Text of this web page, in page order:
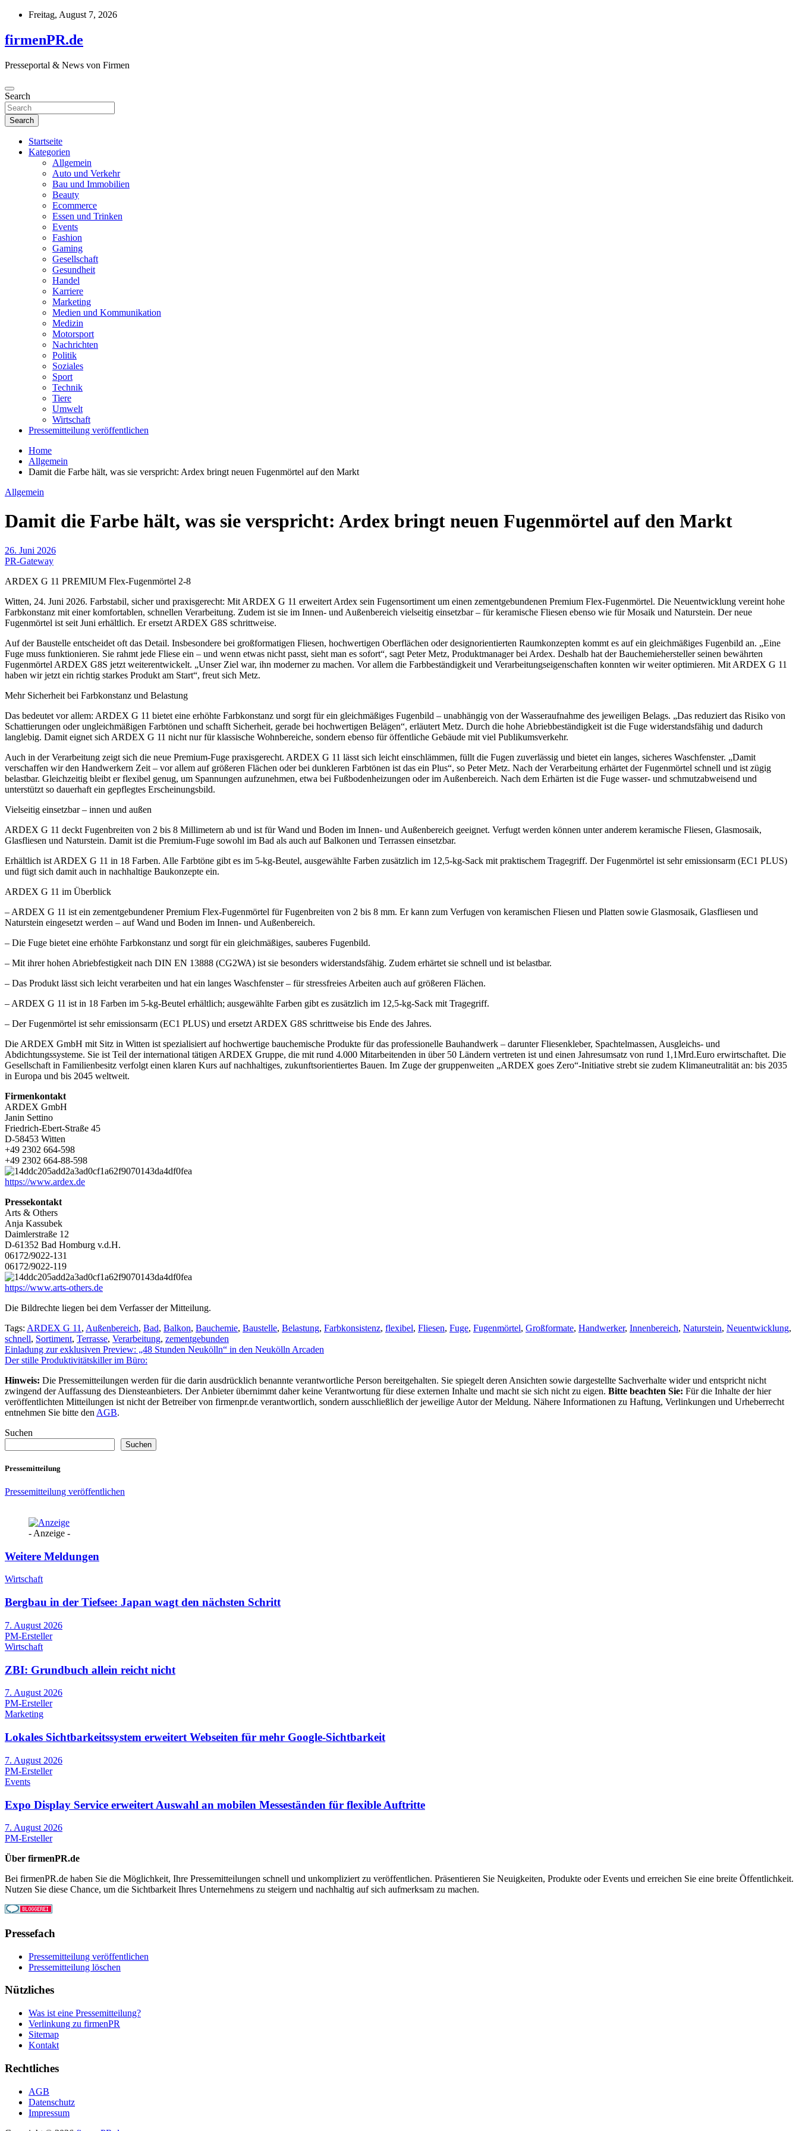
Skip
content
Freitag, August 7, 2026
firmenPR.de
Presseportal & News von Firmen
Search
Search
Startseite
Kategorien
Allgemein
Auto und Verkehr
Bau und Immobilien
Beauty
Ecommerce
Essen und Trinken
Events
Fashion
Gaming
Gesellschaft
Gesundheit
Handel
Karriere
Marketing
Medien und Kommunikation
Medizin
Motorsport
Nachrichten
Politik
Soziales
Sport
Technik
Tiere
Umwelt
Wirtschaft
Pressemitteilung veröffentlichen
Home
Allgemein
Damit die Farbe hält, was sie verspricht: Ardex bringt neuen Fugenmörtel auf den Markt
Allgemein
Damit die Farbe hält, was sie verspricht: Ardex bringt neuen Fugenmörtel auf den Markt
26. Juni 2026
PR-Gateway
ARDEX G 11 PREMIUM Flex-Fugenmörtel 2-8
Witten, 24. Juni 2026. Farbstabil, sicher und praxisgerecht: Mit ARDEX G 11 erweitert Ardex sein Fugensortiment um einen zementgebundenen Premium Flex-Fugenmörtel. Die Neuentwicklung vereint hohe
Farbkonstanz mit einer komfortablen, schnellen Verarbeitung. Zudem ist sie im Innen- und Außenbereich vielseitig einsetzbar – für keramische Fliesen ebenso wie für Mosaik und Naturstein. Der neue
Fugenmörtel ist seit Juni erhältlich. Er ersetzt ARDEX G8S schrittweise.
Auf der Baustelle entscheidet oft das Detail. Insbesondere bei großformatigen Fliesen, hochwertigen Oberflächen oder designorientierten Raumkonzepten kommt es auf ein gleichmäßiges Fugenbild an. „Eine
Fuge muss funktionieren. Sie rahmt jede Fliese ein – und wenn etwas nicht passt, sieht man es sofort“, sagt Peter Metz, Produktmanager bei Ardex. Deshalb hat der Bauchemiehersteller seinen bewährten
Fugenmörtel ARDEX G8S jetzt weiterentwickelt. „Unser Ziel war, ihn moderner zu machen. Vor allem die Farbbeständigkeit und Verarbeitungseigenschaften konnten wir weiter optimieren. Mit ARDEX G 11
haben wir jetzt ein richtig starkes Produkt am Start“, freut sich Metz.
Mehr Sicherheit bei Farbkonstanz und Belastung
Das bedeutet vor allem: ARDEX G 11 bietet eine erhöhte Farbkonstanz und sorgt für ein gleichmäßiges Fugenbild – unabhängig von der Wasseraufnahme des jeweiligen Belags. „Das reduziert das Risiko von
Schattierungen oder ungleichmäßigen Farbtönen und schafft Sicherheit, gerade bei hochwertigen Belägen“, erläutert Metz. Durch die hohe Abriebbeständigkeit ist die Fuge widerstandsfähig und dadurch
langlebig. Damit eignet sich ARDEX G 11 nicht nur für klassische Wohnbereiche, sondern ebenso für öffentliche Gebäude mit viel Publikumsverkehr.
Auch in der Verarbeitung zeigt sich die neue Premium-Fuge praxisgerecht. ARDEX G 11 lässt sich leicht einschlämmen, füllt die Fugen zuverlässig und bietet ein langes, sicheres Waschfenster. „Damit
verschaffen wir den Handwerkern Zeit – vor allem auf größeren Flächen oder bei dunkleren Farbtönen ist das ein Plus“, so Peter Metz. Nach der Verarbeitung erhärtet der Fugenmörtel schnell und ist zügig
belastbar. Gleichzeitig bleibt er flexibel genug, um Spannungen aufzunehmen, etwa bei Fußbodenheizungen oder im Außenbereich. Nach dem Erhärten ist die Fuge wasser- und schmutzabweisend und
unterstützt so dauerhaft ein gepflegtes Erscheinungsbild.
Vielseitig einsetzbar – innen und außen
ARDEX G 11 deckt Fugenbreiten von 2 bis 8 Millimetern ab und ist für Wand und Boden im Innen- und Außenbereich geeignet. Verfugt werden können unter anderem keramische Fliesen, Glasmosaik,
Glasfliesen und Naturstein. Damit ist die Premium-Fuge sowohl im Bad als auch auf Balkonen und Terrassen einsetzbar.
Erhältlich ist ARDEX G 11 in 18 Farben. Alle Farbtöne gibt es im 5-kg-Beutel, ausgewählte Farben zusätzlich im 12,5-kg-Sack mit praktischem Tragegriff. Der Fugenmörtel ist sehr emissionsarm (EC1 PLUS)
und fügt sich damit auch in nachhaltige Baukonzepte ein.
ARDEX G 11 im Überblick
– ARDEX G 11 ist ein zementgebundener Premium Flex-Fugenmörtel für Fugenbreiten von 2 bis 8 mm. Er kann zum Verfugen von keramischen Fliesen und Platten sowie Glasmosaik, Glasfliesen und
Naturstein eingesetzt werden – auf Wand und Boden im Innen- und Außenbereich.
– Die Fuge bietet eine erhöhte Farbkonstanz und sorgt für ein gleichmäßiges, sauberes Fugenbild.
– Mit ihrer hohen Abriebfestigkeit nach DIN EN 13888 (CG2WA) ist sie besonders widerstandsfähig. Zudem erhärtet sie schnell und ist belastbar.
– Das Produkt lässt sich leicht verarbeiten und hat ein langes Waschfenster – für stressfreies Arbeiten auch auf größeren Flächen.
– ARDEX G 11 ist in 18 Farben im 5-kg-Beutel erhältlich; ausgewählte Farben gibt es zusätzlich im 12,5-kg-Sack mit Tragegriff.
– Der Fugenmörtel ist sehr emissionsarm (EC1 PLUS) und ersetzt ARDEX G8S schrittweise bis Ende des Jahres.
Die ARDEX GmbH mit Sitz in Witten ist spezialisiert auf hochwertige bauchemische Produkte für das professionelle Bauhandwerk – darunter Fliesenkleber, Spachtelmassen, Ausgleichs- und
Abdichtungssysteme. Sie ist Teil der international tätigen ARDEX Gruppe, die mit rund 4.000 Mitarbeitenden in über 50 Ländern vertreten ist und einen Jahresumsatz von rund 1,1Mrd.Euro erwirtschaftet. Die
Gesellschaft in Familienbesitz verfolgt einen klaren Kurs auf nachhaltiges, zukunftsorientiertes Bauen. Im Zuge der gruppenweiten „ARDEX goes Zero“-Initiative strebt sie zudem Klimaneutralität an: bis 2035
in Europa und bis 2045 weltweit.
Firmenkontakt
ARDEX GmbH
Janin Settino
Friedrich-Ebert-Straße 45
D-58453 Witten
+49 2302 664-598
+49 2302 664-88-598
https://www.ardex.de
Pressekontakt
Arts & Others
Anja Kassubek
Daimlerstraße 12
D-61352 Bad Homburg v.d.H.
06172/9022-131
06172/9022-119
https://www.arts-others.de
Die Bildrechte liegen bei dem Verfasser der Mitteilung.
Tags: ARDEX G 11 , Außenbereich, Bad, Balkon, Bauchemie, Baustelle, Belastung, Farbkonsistenz, flexibel, Fliesen, Fuge, Fugenmörtel, Großformate, Handwerker, Innenbereich, Naturstein, Neuentwicklung,
schnell, Sortiment, Terrasse, Verarbeitung, zementgebunden
Beitragsnavigation
Einladung zur exklusiven Preview: „48 Stunden Neukölln“ in den Neukölln Arcaden
Der stille Produktivitätskiller im Büro:
Hinweis: Die Pressemitteilungen werden für die darin ausdrücklich benannte verantwortliche Person bereitgehalten. Sie spiegelt deren Ansichten sowie dargestellte Sachverhalte wider und entspricht nicht
zwingend der Auffassung des Diensteanbieters. Der Anbieter übernimmt daher keine Verantwortung für diese externen Inhalte und macht sie sich nicht zu eigen. Bitte beachten Sie: Für die Inhalte der hier
veröffentlichten Mitteilungen ist nicht der Betreiber von firmenpr.de verantwortlich, sondern ausschließlich der jeweilige Autor der Meldung. Nähere Informationen zu Haftung, Verlinkungen und Urheberrecht
entnehmen Sie bitte den AGB.
Suchen
Suchen
Pressemitteilung
Pressemitteilung veröffentlichen
- Anzeige -
Weitere Meldungen
Wirtschaft
Bergbau in der Tiefsee: Japan wagt den nächsten Schritt
7. August 2026
PM-Ersteller
Wirtschaft
ZBI: Grundbuch allein reicht nicht
7. August 2026
PM-Ersteller
Marketing
Lokales Sichtbarkeitssystem erweitert Webseiten für mehr Google-Sichtbarkeit
7. August 2026
PM-Ersteller
Events
Expo Display Service erweitert Auswahl an mobilen Messeständen für flexible Auftritte
7. August 2026
PM-Ersteller
Über firmenPR.de
Bei firmenPR.de haben Sie die Möglichkeit, Ihre Pressemitteilungen schnell und unkompliziert zu veröffentlichen. Präsentieren Sie Neuigkeiten, Produkte oder Events und erreichen Sie eine breite Öffentlichkeit.
Nutzen Sie diese Chance, um die Sichtbarkeit Ihres Unternehmens zu steigern und nachhaltig auf sich aufmerksam zu machen.
Pressefach
Pressemitteilung veröffentlichen
Pressemitteilung löschen
Nützliches
Was ist eine Pressemitteilung?
Verlinkung zu firmenPR
Sitemap
Kontakt
Rechtliches
AGB
Datenschutz
Impressum